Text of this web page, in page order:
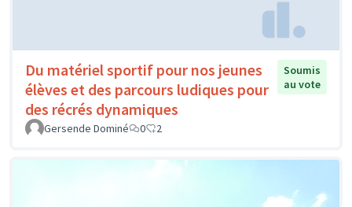
Du matériel sportif pour nos jeunes
élèves et des parcours ludiques pour
des récrés dynamiques
Soumis
au vote
Gersende Dominé 0 2